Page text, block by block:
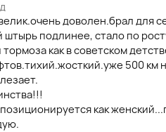
доволен.брал для
подлинее, стало по
как в советском
500 км
как